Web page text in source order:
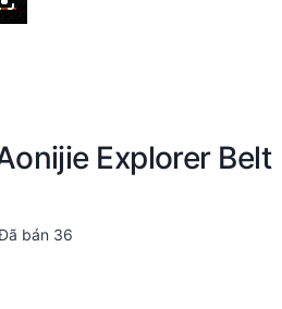
Explorer Belt
bán 36